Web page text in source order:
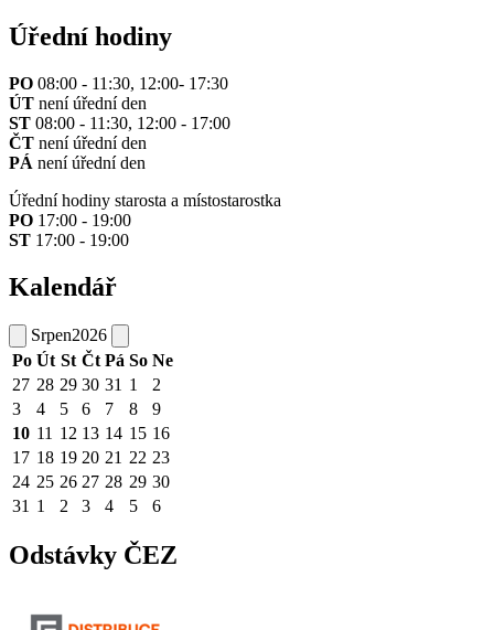
Úřední hodiny
PO 08:00 - 11:30, 12:00- 17:30
ÚT není úřední den
ST 08:00 - 11:30, 12:00 - 17:00
ČT není úřední den
PÁ není úřední den
Úřední hodiny starosta a místostarostka
PO 17:00 - 19:00
ST 17:00 - 19:00
Kalendář
Srpen2026
Po Út St Čt Pá So Ne
27 28 29 30 31 1
2
3
4 5 6 7 8
9
10 11 12 13 14 15 16
17 18 19 20 21 22 23
24 25 26 27 28 29 30
31 1 2 3 4 5 6
Odstávky ČEZ